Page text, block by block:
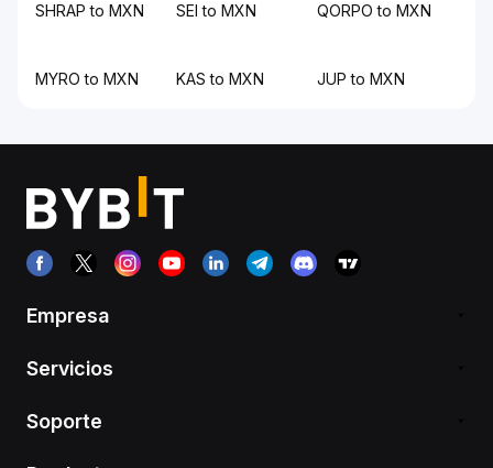
SHRAP to MXN SEI to MXN QORPO to MXN
MYRO to MXN KAS to MXN JUP to MXN
Empresa
Servicios
Soporte